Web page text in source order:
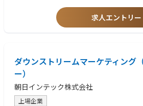
【求める人物像】
・傾聴力がある方
・主体性を持って行動できる方
求人エントリー
ダウンストリームマーケティング
ー）
朝日インテック株式会社
上場企業